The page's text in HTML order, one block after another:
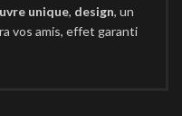
unique, design, un
vos amis, effet garanti